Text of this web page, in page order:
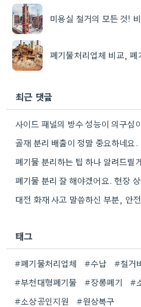
미용실 철거의 모든 것!
폐기물처리업체 비교, 폐
최근 댓글
태그
#폐기물처리업체 #수납 #철거
#부천대형폐기물
#장롱폐기 #
#소상공인지원
#원상복구